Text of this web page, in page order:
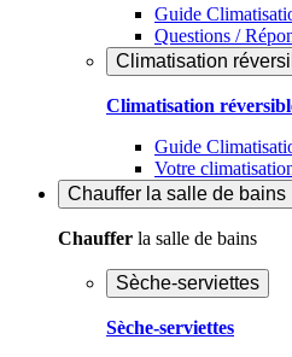
Guide
Questions /
Climatisation
Climatisation
Guide
Votre
Chauffer la salle de bains
Chauffer la salle de bains
Sèche-serviettes
Sèche-serviettes